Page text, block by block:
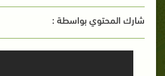
شارك المحتوي بواسطة :